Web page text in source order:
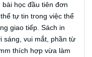
học đầu tiên đơn
tự tin trong việc thể
giao tiếp. Sách in
sáng, vui mắt, phần từ
thích hợp vừa làm